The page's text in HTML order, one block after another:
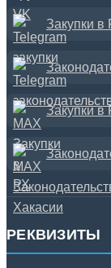
Закупки в
Закупки в
РЕКВИЗИТЫ